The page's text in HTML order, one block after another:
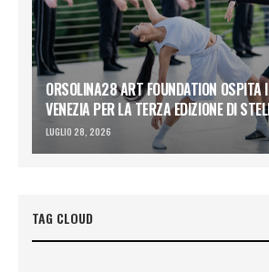
ORSOLINA28 ART FOUNDATION OSPITA
VENEZIA PER LA TERZA EDIZIONE DI
LUGLIO 28, 2026
TAG CLOUD